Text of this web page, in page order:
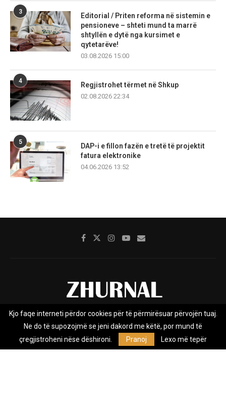
3
Editorial / Priten reforma në sistemin e
pensioneve – shteti mund ta marrë
shtyllën e dytë nga kursimet e
qytetarëve!
03.08.2026 15:00
4
Regjistrohet tërmet në Shkup
02.08.2026 22:34
5
DAP-i e fillon fazën e tretë të projektit
fatura elektronike
04.06.2026 13:52
Rreth nesh Impresumi Marketing
Privacy Policy
Zhurnal.mk është Agjenci e Lajmeve e pavarur, e themeluar në vitin
Kjo faqe interneti përdor cookies për të përmirësuar përvojën tuaj.
Ne do të supozojmë se jeni dakord me këtë, por mund të
çregjistroheni nëse dëshironi.
Pranoj Lexo më tepër